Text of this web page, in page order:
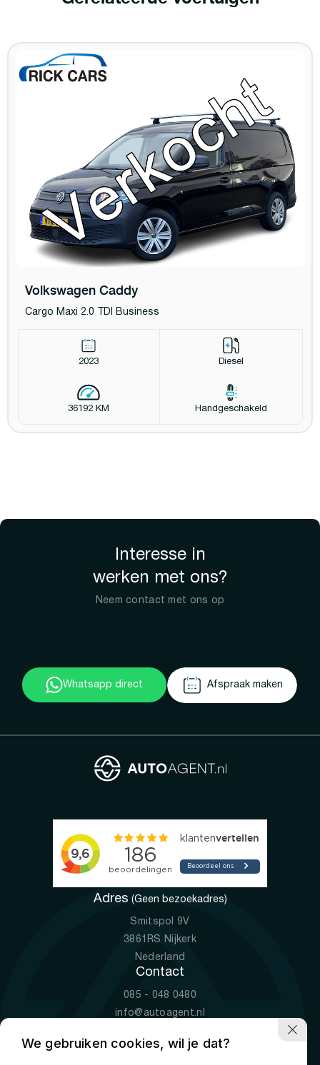
Volkswagen Caddy
Cargo Maxi 2.0 TDI Business
2023 Diesel
36192 KM Handgeschakeld
Interesse in
werken met ons?
Neem contact met ons op
Whatsapp direct Afspraak maken
Adres (Geen bezoekadres)
Smitspol 9V
3861RS Nijkerk
Nederland
Contact
085 - 048 0480
info@autoagent.nl
Openingstijden
We gebruiken cookies, wil je dat?